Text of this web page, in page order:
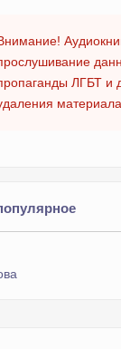
ЛГБТ и
материала